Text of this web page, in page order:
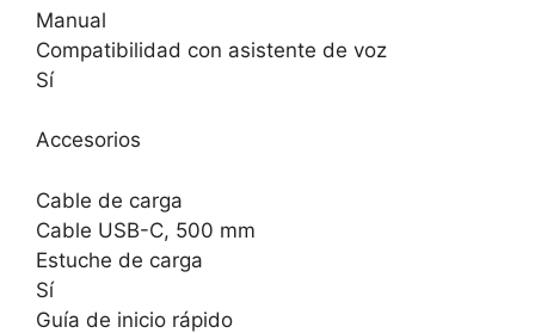
Manual
Compatibilidad con asistente de voz
Sí
Accesorios
Cable de carga
Cable USB-C, 500 mm
Estuche de carga
Sí
Guía de inicio rápido